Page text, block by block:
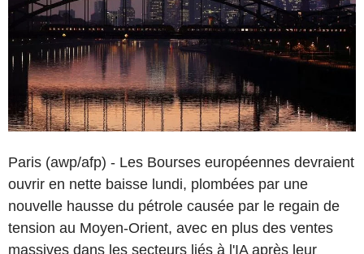
Paris (awp/afp) - Les Bourses européennes devraient
ouvrir en nette baisse lundi, plombées par une
nouvelle hausse du pétrole causée par le regain de
tension au Moyen-Orient, avec en plus des ventes
massives dans les secteurs liés à l'IA après leur